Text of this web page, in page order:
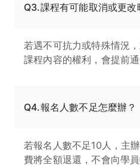
Q3.課程有可能取消或更改
若遇不可抗力或特殊情況
課程內容的權利，會提前通
Q4.報名人數不足怎麼辦？
若報名人數不足10人，主
費將全額退還，不會向學員